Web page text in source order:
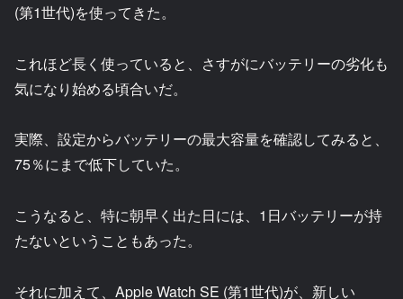
(第1世代)を使ってきた。
これほど長く使っていると、さすがにバッテリーの劣化も
気になり始める頃合いだ。
実際、設定からバッテリーの最大容量を確認してみると、
75％にまで低下していた。
こうなると、特に朝早く出た日には、1日バッテリーが持
たないということもあった。
それに加えて、Apple Watch SE (第1世代)が、新しい